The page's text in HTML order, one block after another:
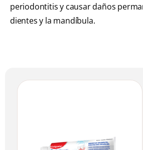
periodontitis y causar daños
dientes y la mandíbula.